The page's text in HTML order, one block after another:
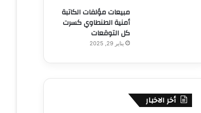
مبيعات مؤلفات الكاتبة
أمنية الطنطاوي كسرت
كل التوقعات
يناير 29, 2025
أخر الاخبار